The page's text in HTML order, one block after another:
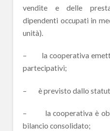
vendite e delle
dipendenti occupati in
unità).
– la cooperativa
partecipativi;
– è previsto dallo
– la cooperativa è
bilancio consolidato;